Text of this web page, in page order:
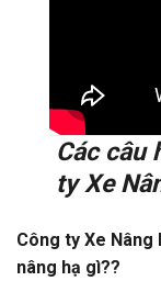
Các câu
ty Xe
Công ty Xe
nâng hạ gì??